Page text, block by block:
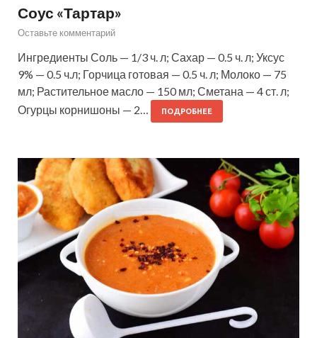
Соус «Тартар»
Оставьте комментарий
Ингредиенты Соль — 1/3 ч. л; Сахар — 0.5 ч. л; Уксус
9% — 0.5 ч.л; Горчица готовая — 0.5 ч. л; Молоко — 75
мл; Растительное масло — 150 мл; Сметана — 4 ст. л;
Огурцы корнишоны — 2…
ПОДРОБНЕЕ